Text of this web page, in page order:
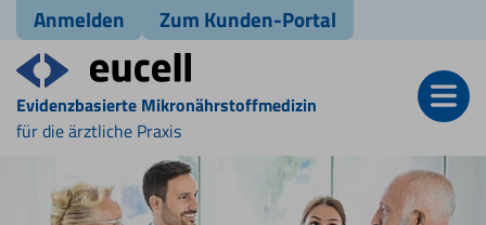
Anmelden Zum Kunden-Portal
Evidenzbasierte Mikronährstoffmedizin
für die ärztliche Praxis